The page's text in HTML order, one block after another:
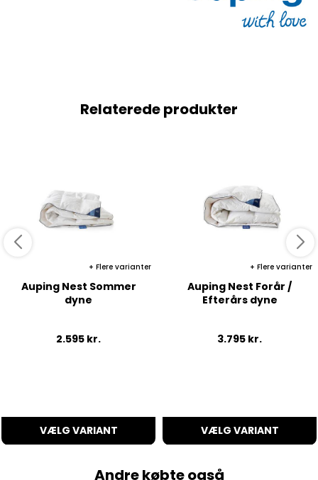
Relaterede produkter
Flere varianter
Auping Nest Sommer
dyne
2.595 kr.
VÆLG VARIANT
Flere varianter
Auping Nest Forår /
Efterårs dyne
3.795 kr.
VÆLG VARIANT
Andre købte også